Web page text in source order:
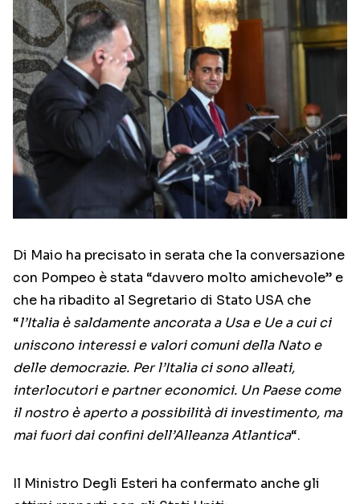
Di Maio ha precisato in serata che la conversazione
con Pompeo è stata “davvero molto amichevole” e
che ha ribadito al Segretario di Stato USA che
“l’Italia è saldamente ancorata a Usa e Ue a cui ci
uniscono interessi e valori comuni della Nato e
delle democrazie. Per l’Italia ci sono alleati,
interlocutori e partner economici. Un Paese come
il nostro è aperto a possibilità di investimento, ma
mai fuori dai confini dell’Alleanza Atlantica“.
Il Ministro Degli Esteri ha confermato anche gli